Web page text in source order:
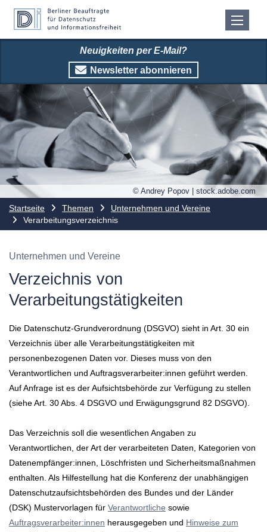
Neuigkeiten per E-Mail?
Newsletter abonnieren
© Andrey Popov | stock.adobe.com
Startseite Themen
Unternehmen und Vereine
Verarbeitungsverzeichnis
Unternehmen und Vereine
Verzeichnis von
Verarbeitungstätigkeiten
Die Datenschutz-Grundverordnung (DSGVO) sieht in Art. 30 ein
Verzeichnis über alle Verarbeitungstätigkeiten mit
personenbezogenen Daten vor. Dieses muss von den
Verantwortlichen und Auftragsverarbeiter:innen geführt werden.
Auf Anfrage ist es der Aufsichtsbehörde zur Verfügung zu stellen
(siehe Art. 30 Abs. 4 DSGVO und Erwägungsgrund 82 DSGVO).
Das Verzeichnis soll die wesentlichen Angaben zu
Verantwortlichen, der Art der verarbeiteten Daten, Kategorien von
Datenempfänger:innen, Löschfristen und Sicherheitsmaßnahmen
enthalten. Als Hilfestellung hat die Konferenz der unabhängigen
Datenschutzaufsichtsbehörden des Bundes und der Länder
(DSK) Mustervorlagen für Verantwortliche sowie
Auftragsverarbeiter:innen herausgegeben und Hinweise zum